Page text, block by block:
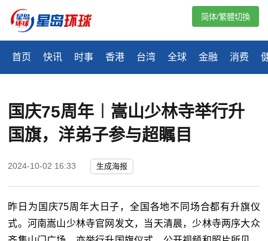
首页 快讯 时事 香港 台湾 全球 金融 消费
简体/繁體切換
国庆75周年︱嵩山少林寺举行升
国旗，洋弟子参与超瞩目
2024-10-02 16:33 生成海报
昨日为国庆75周年大日子，全国各地不同场合都有升旗仪
式。河南嵩山少林寺官网发文，当天清晨，少林寺两序大众